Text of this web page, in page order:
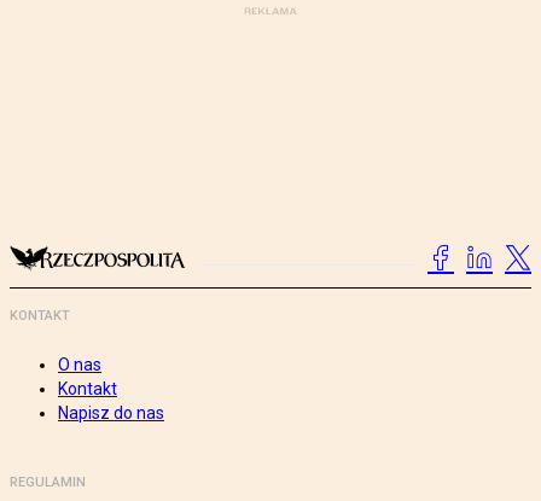
KONTAKT
O nas
Kontakt
Napisz do nas
REGULAMIN